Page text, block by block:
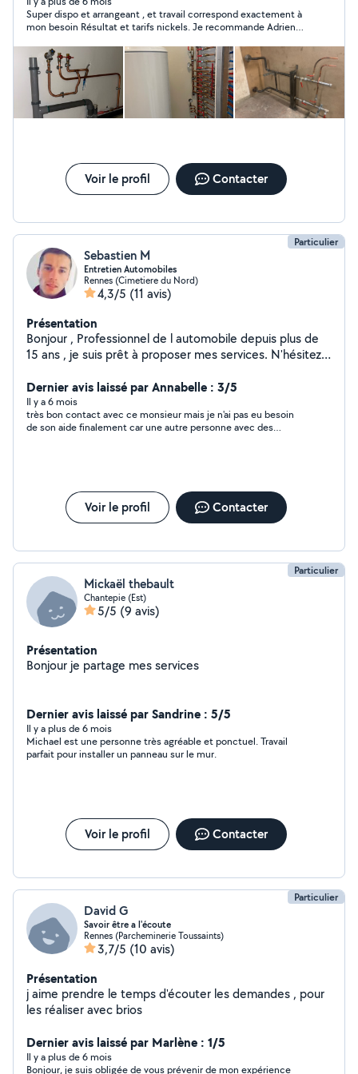
Pratiquant la plomberie depuis maintenant 7 ans, je
serais à l'écoute et je vous accompagnerai avec soin
dans vos travaux. A très vite
Super dispo et arrangeant , et travail correspond exactement à
mon besoin Résultat et tarifs nickels. Je recommande Adrien
Voir le profil Contacter
Particulier
Sebastien M
Entretien Automobiles
Rennes (Cimetiere du Nord)
4,3/5 (11 avis)
Présentation
Bonjour , Professionnel de l automobile depuis plus de
15 ans , je suis prêt à proposer mes services. N'hésitez
Revision/Entretien, Freinage, Pneumatiques,
Climatisation, Distribution, Embrayage, Diagnostic... ) A
très bientôt !
Dernier avis laissé par Annabelle : 3/5
Il y a 6 mois
très bon contact avec ce monsieur mais je n'ai pas eu besoin
de son aide finalement car une autre personne avec des
Voir le profil Contacter
Particulier
Mickaël thebault
Chantepie (Est)
5/5 (9 avis)
Présentation
Bonjour je partage mes services
Dernier avis laissé par Sandrine : 5/5
Il y a plus de 6 mois
Michael est une personne très agréable et ponctuel. Travail
parfait pour installer un panneau sur le mur.
Voir le profil Contacter
Particulier
David G
Savoir être a l'écoute
Rennes (Parcheminerie Toussaints)
3,7/5 (10 avis)
Présentation
j aime prendre le temps d'écouter les demandes , pour
les réaliser avec brios
Dernier avis laissé par Marlène : 1/5
Il y a plus de 6 mois
Bonjour, je suis obligée de vous prévenir de mon expérience